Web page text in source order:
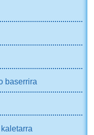
baserrira